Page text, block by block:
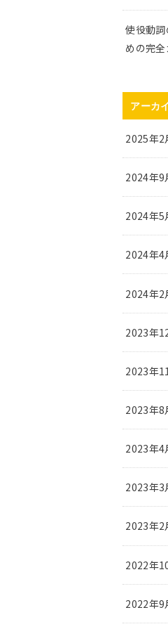
使役動
めの完
アーカ
2025年2
2024年9
2024年5
2024年4
2024年2
2023年
2023年
2023年8
2023年4
2023年3
2023年2
2022年
2022年9